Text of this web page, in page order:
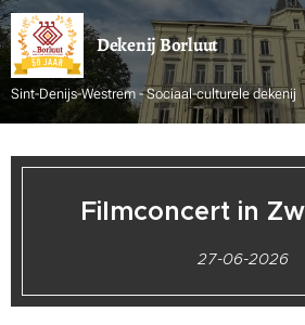
DekenijBorluut
Sint-Denijs-Westrem - Sociaal-culturele dekenij
Filmconcert in
27-06-2026